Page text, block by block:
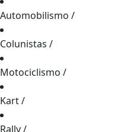
Automobilismo /
Colunistas /
Motociclismo /
Kart/
Rally/